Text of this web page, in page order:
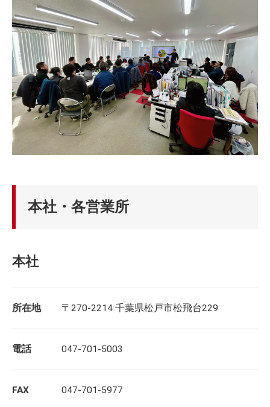
本社・各営業所
本社
所在地 〒270-2214 千葉県松戸市松飛台229
電話 047-701-5003
FAX 047-701-5977